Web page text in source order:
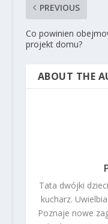
PREVIOUS
Co powinien
projekt domu?
ABOUT THE
Tata dwójki
kucharz.
Poznaje nowe